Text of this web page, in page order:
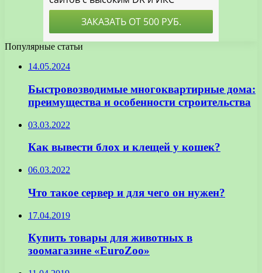
Популярные статьи
14.05.2024
Быстровозводимые многоквартирные дома:
преимущества и особенности строительства
03.03.2022
Как вывести блох и клещей у кошек?
06.03.2022
Что такое сервер и для чего он нужен?
17.04.2019
Купить товары для животных в
зоомагазине «EuroZoo»